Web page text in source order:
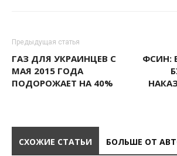
Предыдущая статья
ГАЗ ДЛЯ УКРАИНЦЕВ С
МАЯ 2015 ГОДА
ПОДОРОЖАЕТ НА 40%
ФСИН:
СХОЖИЕ СТАТЬИ БОЛЬШЕ ОТ